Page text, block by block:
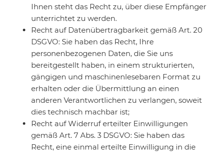
Ihnen steht das Recht zu, über diese Empfänger
unterrichtet zu werden.
Recht auf Datenübertragbarkeit gemäß Art. 20
DSGVO: Sie haben das Recht, Ihre
personenbezogenen Daten, die Sie uns
bereitgestellt haben, in einem strukturierten,
gängigen und maschinenlesebaren Format zu
erhalten oder die Übermittlung an einen
anderen Verantwortlichen zu verlangen, soweit
dies technisch machbar ist;
Recht auf Widerruf erteilter Einwilligungen
gemäß Art. 7 Abs. 3 DSGVO: Sie haben das
Recht, eine einmal erteilte Einwilligung in die